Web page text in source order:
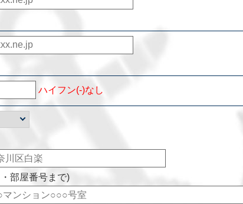
ハイフン(-)なし
部屋番号まで)